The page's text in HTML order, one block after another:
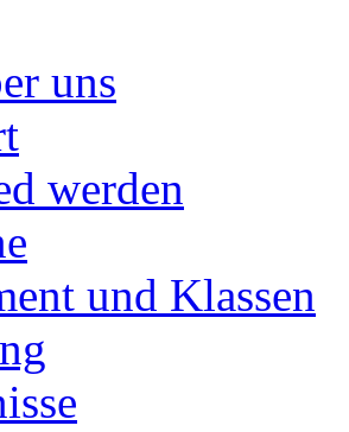
uns
werden
und Klassen